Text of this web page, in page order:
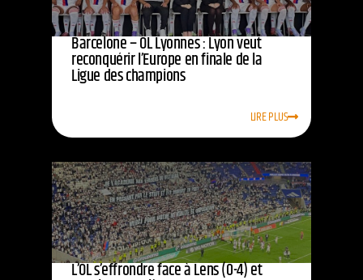
Barcelone – OL Lyonnes : Lyon veut
reconquérir l’Europe en finale de la
Ligue des champions
LIRE PLUS
L’OL s’effrondre face à Lens (0-4) et